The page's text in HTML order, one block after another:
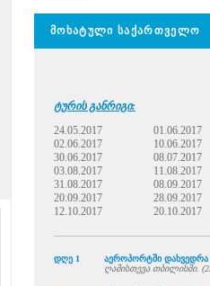
მოხატული საქართველო
ტურის განრიგი:
24.05.2017
01.06.2017
02.06.2017
10.06.2017
30.06.2017
08.07.2017
03.08.2017
11.08.2017
31.08.2017
08.09.2017
20.09.2017
28.09.2017
12.10.2017
20.10.2017
დღე 1
აეროპორტში დახვედრა
ღამისთევა თბილისში.